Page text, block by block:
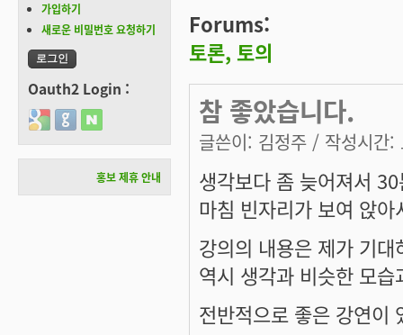
Forums:
토론, 토의
참 좋았습니다.
글쓴이: 김정주 / 작성시간
생각보다 좀 늦어져서
마침 빈자리가 보여 앉
강의의 내용은 제가 기
역시 생각과 비슷한 모
전반적으로 좋은 강연이
가입하기
새로운 비밀번호 요청하기
Oauth2 Login :
Login with Google
Login with GitHub
Login with Naver
홍보 제휴 안내